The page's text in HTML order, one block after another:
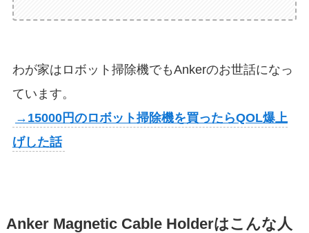
わが家はロボット掃除機でもAnkerのお世話になっ
ています。
→15000円のロボット掃除機を買ったらQOL爆上
げした話
Anker Magnetic Cable Holderはこんな人